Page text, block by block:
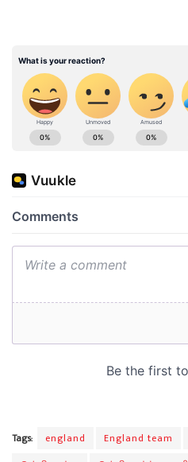
Tags: england England team